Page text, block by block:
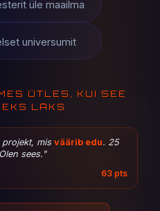
üle maailma
universumit
ÜTLES, KUI SEE
LÄKS
projekt, mis väärib edu. 25
sees."
63 pts